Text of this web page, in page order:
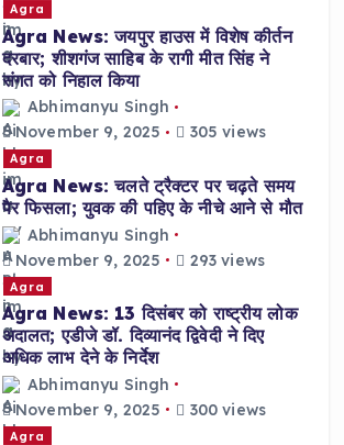
Agra
Agra News: जयपुर हाउस में विशेष कीर्तन
दरबार; शीशगंज साहिब के रागी मीत सिंह ने
संगत को निहाल किया
Abhimanyu Singh
November 9, 2025
305 views
Agra
Agra News: चलते ट्रैक्टर पर चढ़ते समय
पैर फिसला; युवक की पहिए के नीचे आने से मौत
Abhimanyu Singh
November 9, 2025
293 views
Agra
Agra News: 13 दिसंबर को राष्ट्रीय लोक
अदालत; एडीजे डॉ. दिव्यानंद द्विवेदी ने दिए
अधिक लाभ देने के निर्देश
Abhimanyu Singh
November 9, 2025
300 views
Agra